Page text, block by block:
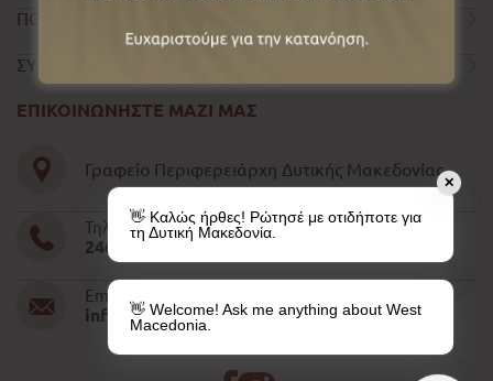
ΠΟΛΙΤΙΚΗ ΑΠΟΡΡΗΤΟΥ
ΣΥΝΤΕΛΕΣΤΕΣ
ΕΠΙΚΟΙΝΩΝΗΣΤΕ ΜΑΖΙ ΜΑΣ
Γραφείο Περιφερειάρχη Δυτικής Μακεδονίας
Τηλέφωνο
2461052610-11-15
Email
info@pdm.gov.gr
✕
👋 Καλώς ήρθες! Ρώτησέ με οτιδήποτε για
τη Δυτική Μακεδονία.
👋 Welcome! Ask me anything about West
Macedonia.